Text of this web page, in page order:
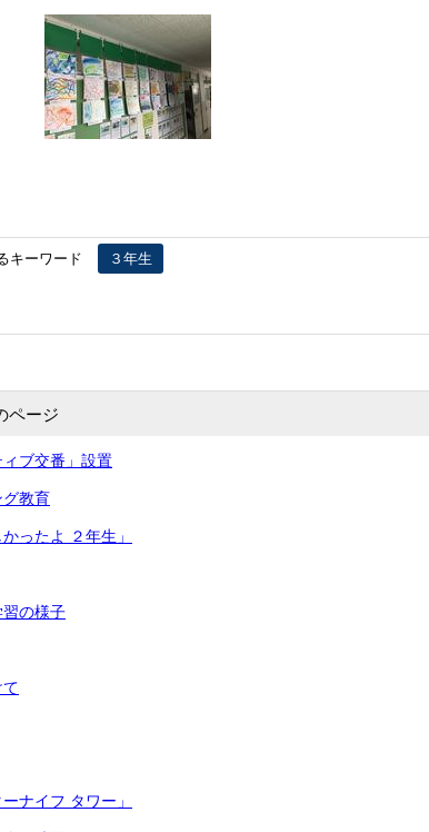
キーワード ３年生
ページ
ブ交番」設置
教育
ったよ ２年生」
の様子
ナイフ タワー」